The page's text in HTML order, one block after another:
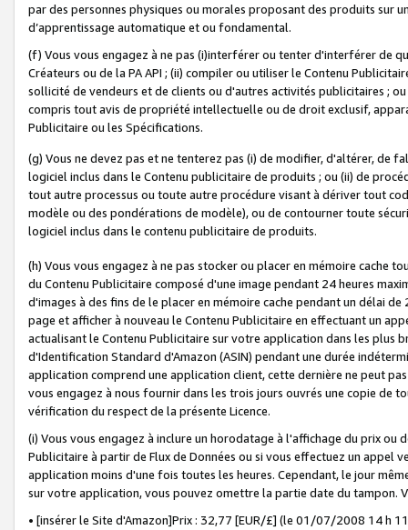
par des personnes physiques ou morales proposant des produits sur
d’apprentissage automatique et ou fondamental.
(f) Vous vous engagez à ne pas (i)interférer ou tenter d'interférer de
Créateurs ou de la PA API ; (ii) compiler ou utiliser le Contenu
sollicité de vendeurs et de clients ou d'autres activités publicitaires ;
compris tout avis de propriété intellectuelle ou de droit exclusif,
Publicitaire ou les Spécifications.
(g) Vous ne devez pas et ne tenterez pas (i) de modifier, d'altérer, de
logiciel inclus dans le Contenu publicitaire de produits ; ou (ii) de
tout autre processus ou toute autre procédure visant à dériver tout
modèle ou des pondérations de modèle), ou de contourner toute
logiciel inclus dans le contenu publicitaire de produits.
(h) Vous vous engagez à ne pas stocker ou placer en mémoire cache
du Contenu Publicitaire composé d'une image pendant 24 heures
d'images à des fins de le placer en mémoire cache pendant un délai
page et afficher à nouveau le Contenu Publicitaire en effectuant un
actualisant le Contenu Publicitaire sur votre application dans les plus
d'Identification Standard d'Amazon (ASIN) pendant une durée
application comprend une application client, cette dernière ne peut
vous engagez à nous fournir dans les trois jours ouvrés une copie de
vérification du respect de la présente Licence.
(i) Vous vous engagez à inclure un horodatage à l'affichage du prix
Publicitaire à partir de Flux de Données ou si vous effectuez un appel
application moins d'une fois toutes les heures. Cependant, le jour
sur votre application, vous pouvez omettre la partie date du tampon.
• [insérer le Site d'Amazon]Prix : 32,77 [EUR/£] (le 01/07/2008 14 h